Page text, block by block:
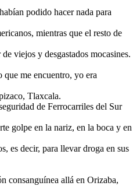
podido hacer nada para
mientras que el resto de
viejos y desgastados mocasines.
me encuentro, yo era
Tlaxcala.
de Ferrocarriles del Sur
golpe en la nariz, en la boca y en
es decir, para llevar droga en sus
consanguínea allá en Orizaba,